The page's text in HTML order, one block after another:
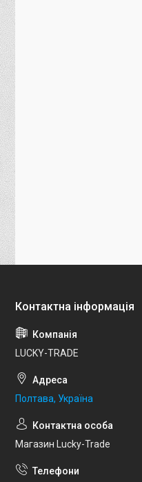
LUCKY-TRADE
Полтава, Україна
Магазин Lucky-Trade